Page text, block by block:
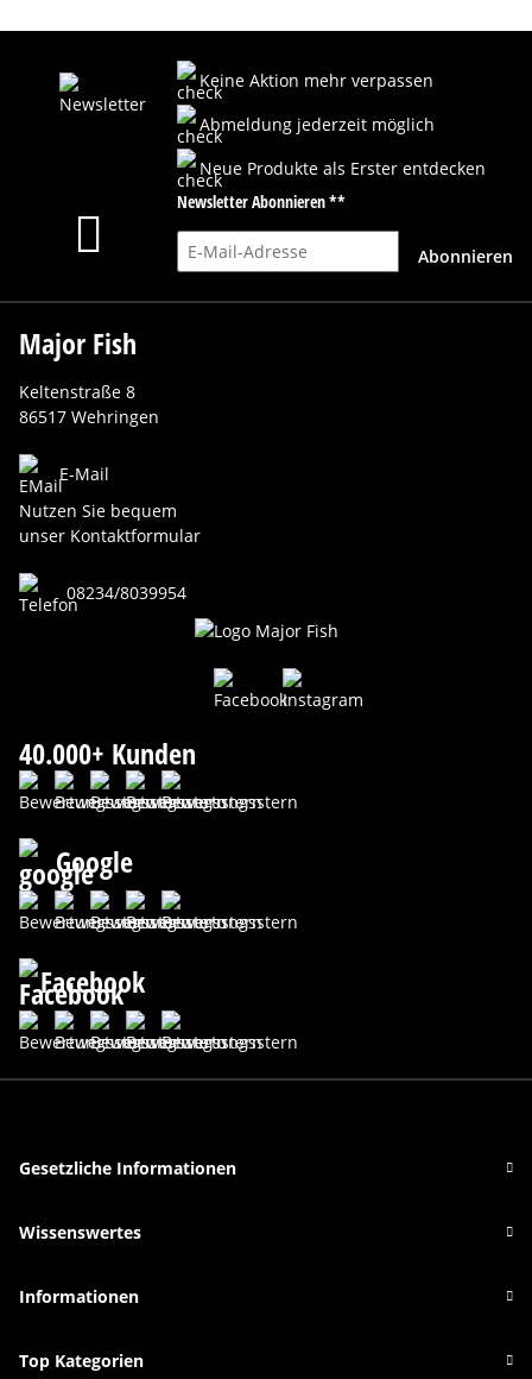
Keine Aktion mehr verpassen
Abmeldung jederzeit möglich
Neue Produkte als Erster entdecken
Newsletter Abonnieren **
E-Mail-Adresse
Abonnieren
Major Fish
Keltenstraße 8
86517 Wehringen
E-Mail
Nutzen Sie bequem
unser Kontaktformular
08234/8039954
40.000+ Kunden
Google
Facebook
Gesetzliche Informationen
Wissenswertes
Informationen
Top Kategorien